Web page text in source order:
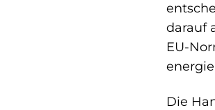
darauf
EU-
Die